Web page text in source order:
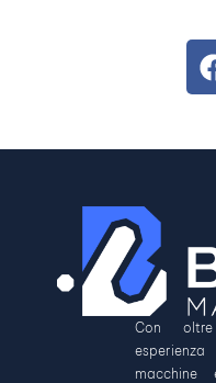
Con oltre
macchine